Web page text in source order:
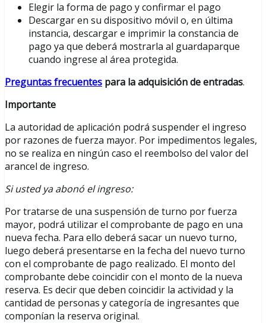
Elegir la forma de pago y confirmar el pago
Descargar en su dispositivo móvil o, en última
instancia, descargar e imprimir la constancia de
pago ya que deberá mostrarla al guardaparque
cuando ingrese al área protegida.
Preguntas frecuentes para la adquisición de entradas.
Importante
La autoridad de aplicación podrá suspender el ingreso
por razones de fuerza mayor. Por impedimentos legales,
no se realiza en ningún caso el reembolso del valor del
arancel de ingreso.
Si usted ya abonó el ingreso:
Por tratarse de una suspensión de turno por fuerza
mayor, podrá utilizar el comprobante de pago en una
nueva fecha. Para ello deberá sacar un nuevo turno,
luego deberá presentarse en la fecha del nuevo turno
con el comprobante de pago realizado. El monto del
comprobante debe coincidir con el monto de la nueva
reserva. Es decir que deben coincidir la actividad y la
cantidad de personas y categoría de ingresantes que
componían la reserva original.